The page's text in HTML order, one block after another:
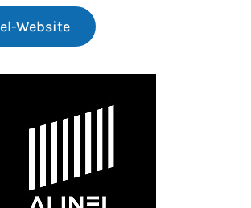
Website